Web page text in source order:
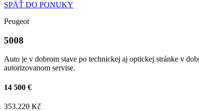
SPÄŤ DO PONUKY
Peugeot
5008
Auto je v dobrom stave po technickej aj optickej stránke v
autorizovanom servise.
14 500 €
353.220 Kč